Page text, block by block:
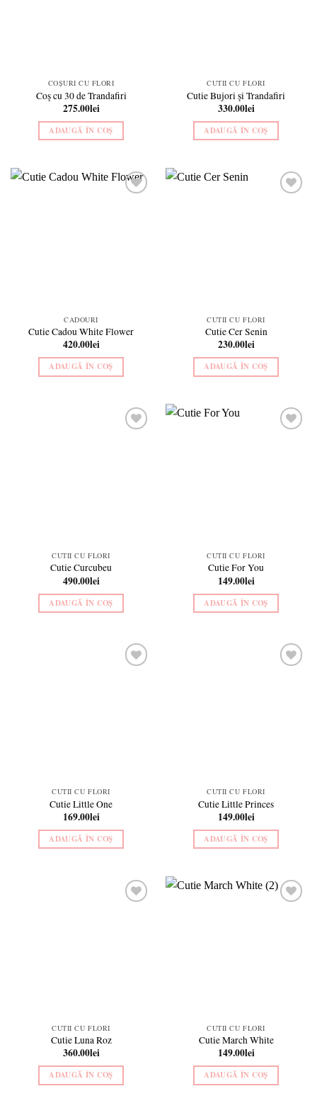
COȘURI CU FLORI
Coș cu 30 de Trandafiri
275.00lei
ADAUGĂ ÎN COȘ
CUTII CU FLORI
Cutie Bujori și Trandafiri
330.00lei
ADAUGĂ ÎN COȘ
CADOURI
Cutie Cadou White Flower
420.00lei
ADAUGĂ ÎN COȘ
CUTII CU FLORI
Cutie Cer Senin
230.00lei
ADAUGĂ ÎN COȘ
CUTII CU FLORI
Cutie Curcubeu
490.00lei
ADAUGĂ ÎN COȘ
CUTII CU FLORI
Cutie For You
149.00lei
ADAUGĂ ÎN COȘ
CUTII CU FLORI
Cutie Little One
169.00lei
ADAUGĂ ÎN COȘ
CUTII CU FLORI
Cutie Little Princes
149.00lei
ADAUGĂ ÎN COȘ
CUTII CU FLORI
Cutie Luna Roz
360.00lei
ADAUGĂ ÎN COȘ
CUTII CU FLORI
Cutie March White
149.00lei
ADAUGĂ ÎN COȘ